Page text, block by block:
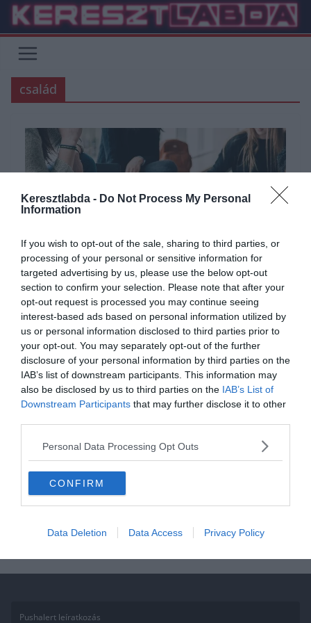
Keresztlabda - Do Not Process My Personal
Information
If you wish to opt-out of the sale, sharing to third parties, or
processing of your personal or sensitive information for
targeted advertising by us, please use the below opt-out
section to confirm your selection. Please note that after your
opt-out request is processed you may continue seeing
interest-based ads based on personal information utilized by
us or personal information disclosed to third parties prior to
your opt-out. You may separately opt-out of the further
disclosure of your personal information by third parties on the
IAB’s list of downstream participants. This information may
also be disclosed by us to third parties on the IAB’s List of
Downstream Participants that may further disclose it to other
Personal Data Processing Opt Outs
CONFIRM
Data Deletion Data Access Privacy Policy
Skip
content
család
ÁLTALÁNOS KVÍZEK KVÍZ TUDÁSPRÓBA
2021.01.15. Adam
A nagy szórakoztató, családi kvíz
2. rész! Tudjátok mind a 20
kérdésre a választ?
csatlakozhatsz Facebook csoportunkhoz is. Mielőtt belépsz ne
felejtsd el megosztani barátaiddal az eredményedet. Van saját kvíz
ötleted?
Read More
Pushalert leíratkozás